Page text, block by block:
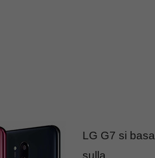
LG G7 si basa
sulla